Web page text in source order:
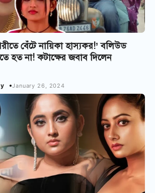
বেঁটে নায়িকা হাস্যকর!’ বলিউড
হত না! কটাক্ষের জবাব দিলেন
January 26, 2024